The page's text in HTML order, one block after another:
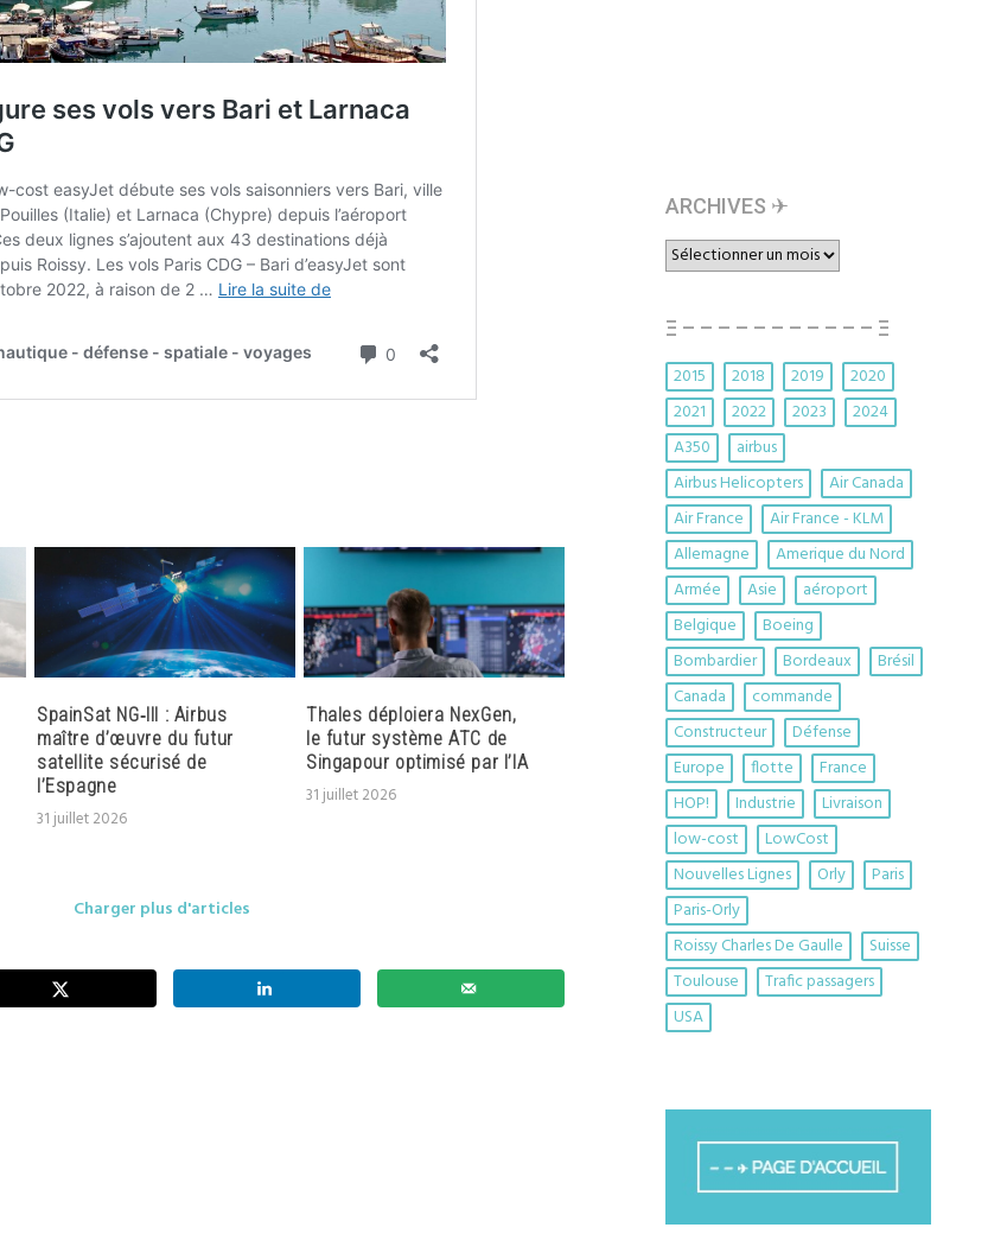
SpainSat NG‑III : Airbus
maître d’œuvre du futur
satellite sécurisé de
l’Espagne
31 juillet 2026
Thales déploiera NexGen,
le futur système ATC de
Singapour optimisé par l’IA
31 juillet 2026
Charger plus d'articles
ARCHIVES ✈︎
ARCHIVES
✈︎
Ξ – – – – – – – – – – – Ξ
2015 2018 2019
2020
2021
2022 2023
2024
A350
airbus
Airbus Helicopters
Air Canada
Air France
Air France - KLM
Allemagne
Amerique du Nord
Armée
Asie
aéroport
Belgique
Boeing
Bombardier
Bordeaux
Brésil
Canada
commande
Constructeur
Défense
Europe
flotte
France
HOP!
Industrie
Livraison
low-cost
LowCost
Nouvelles Lignes
Orly
Paris
Paris-Orly
Roissy Charles De Gaulle
Suisse
Toulouse
Trafic passagers
USA